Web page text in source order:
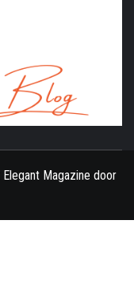
Elegant Magazine door